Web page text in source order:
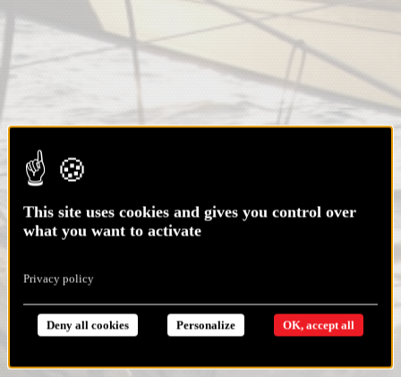
This site uses cookies and gives you control over
what you want to activate
OK, accept all
Deny all cookies Personalize
Privacy policy